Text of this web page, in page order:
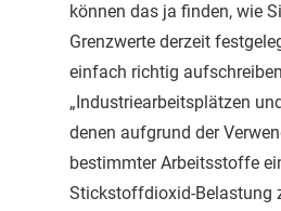
können das ja finden, wie
Grenzwerte derzeit
einfach richtig
„Industriearbeitsplätzen
denen aufgrund der
bestimmter Arbeitsstoffe
Stickstoffdioxid-Belastung